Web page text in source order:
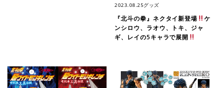
2023.08.25グッズ
『北斗の拳』ネクタイ新登場
ケ
ンシロウ、ラオウ、トキ、ジャ
ギ、レイの5キャラで展開